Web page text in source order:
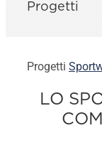
Progetti
Progetti
LO